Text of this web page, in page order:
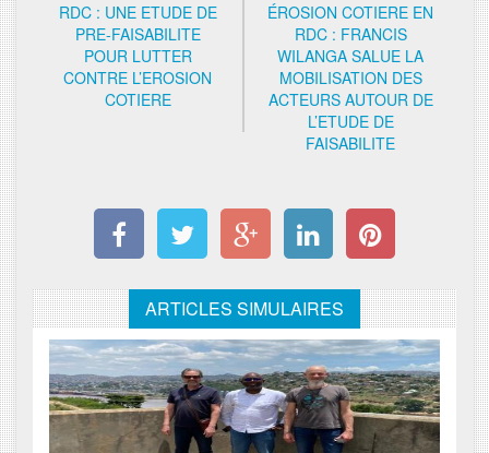
RDC : UNE ETUDE DE
PRE-FAISABILITE
POUR LUTTER
CONTRE L’EROSION
COTIERE
ÉROSION COTIERE EN
RDC : FRANCIS
WILANGA SALUE LA
MOBILISATION DES
ACTEURS AUTOUR DE
L’ETUDE DE
FAISABILITE
ARTICLES SIMULAIRES